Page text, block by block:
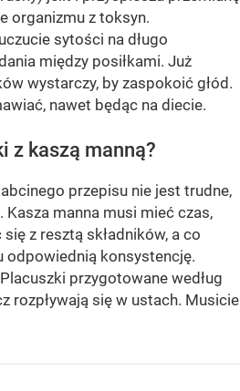
organizmu z toksyn.
sytości na długo
między posiłkami. Już
wystarczy, by zaspokoić głód.
nawet będąc na diecie.
z kaszą manną?
przepisu nie jest trudne,
manna musi mieć czas,
z resztą składników, a co
odpowiednią konsystencję.
przygotowane według
rozpływają się w ustach. Musicie